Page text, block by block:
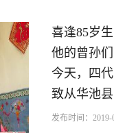
喜逢85岁
他的曾孙
今天，四
致从华池
发布时间：2019-